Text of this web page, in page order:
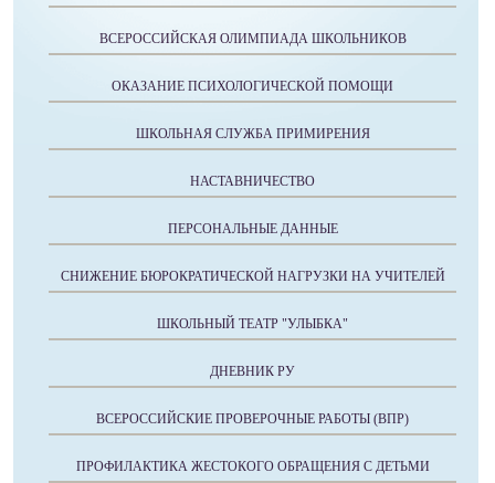
ВСЕРОССИЙСКАЯ ОЛИМПИАДА ШКОЛЬНИКОВ
ОКАЗАНИЕ ПСИХОЛОГИЧЕСКОЙ ПОМОЩИ
ШКОЛЬНАЯ СЛУЖБА ПРИМИРЕНИЯ
НАСТАВНИЧЕСТВО
ПЕРСОНАЛЬНЫЕ ДАННЫЕ
СНИЖЕНИЕ БЮРОКРАТИЧЕСКОЙ НАГРУЗКИ НА УЧИТЕЛЕЙ
ШКОЛЬНЫЙ ТЕАТР "УЛЫБКА"
ДНЕВНИК РУ
ВСЕРОССИЙСКИЕ ПРОВЕРОЧНЫЕ РАБОТЫ (ВПР)
ПРОФИЛАКТИКА ЖЕСТОКОГО ОБРАЩЕНИЯ С ДЕТЬМИ